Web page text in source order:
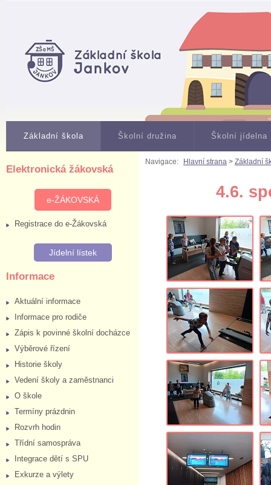
Základní škola Školní družina Školní jídelna
Elektronická žákovská
e-ŽÁKOVSKÁ
Registrace do e-Žákovská
Jídelní lístek
Informace
Aktuální informace
Informace pro rodiče
Zápis k povinné školní docházce
Výběrové řízení
Historie školy
Vedení školy a zaměstnanci
O škole
Termíny prázdnin
Rozvrh hodin
Třídní samospráva
Integrace dětí s SPU
Exkurze a výlety
Navigace: Hlavní strana > Základní
4.6.